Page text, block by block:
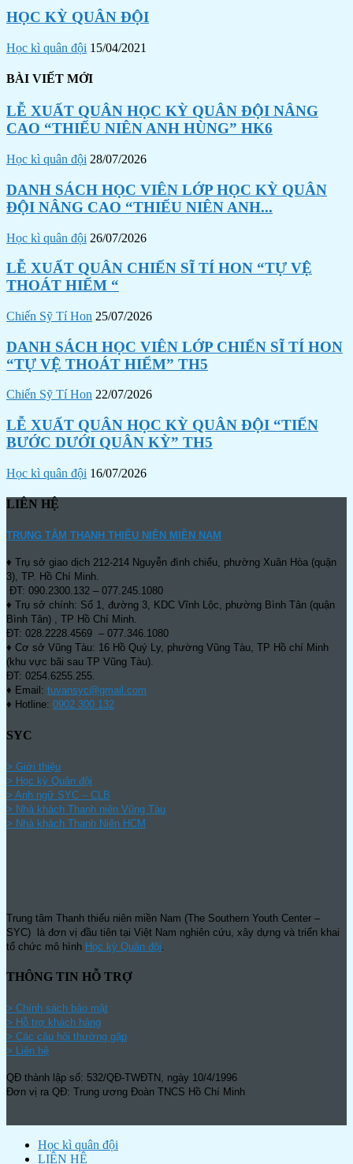
HỌC KỲ QUÂN ĐỘI
Học kì quân đội 15/04/2021
BÀI VIẾT MỚI
LỄ XUẤT QUÂN HỌC KỲ QUÂN ĐỘI NÂNG
CAO “THIẾU NIÊN ANH HÙNG” HK6
Học kì quân đội 28/07/2026
DANH SÁCH HỌC VIÊN LỚP HỌC KỲ QUÂN
ĐỘI NÂNG CAO “THIẾU NIÊN ANH...
Học kì quân đội 26/07/2026
LỄ XUẤT QUÂN CHIẾN SĨ TÍ HON “TỰ VỆ
THOÁT HIỂM “
Chiến Sỹ Tí Hon 25/07/2026
DANH SÁCH HỌC VIÊN LỚP CHIẾN SĨ TÍ HON
“TỰ VỆ THOÁT HIỂM” TH5
Chiến Sỹ Tí Hon 22/07/2026
LỄ XUẤT QUÂN HỌC KỲ QUÂN ĐỘI “TIẾN
BƯỚC DƯỚI QUÂN KỲ” TH5
Học kì quân đội 16/07/2026
LIÊN HỆ
TRUNG TÂM THANH THIẾU NIÊN MIỀN NAM
♦ Trụ sở giao dịch 212-214 Nguyễn đình chiểu, phường Xuân Hòa (quận
3), TP. Hồ Chí Minh.
ĐT: 090.2300.132 – 077.245.1080
♦ Trụ sở chính: Số 1, đường 3, KDC Vĩnh Lộc, phường Bình Tân (quận
Bình Tân) , TP Hồ Chí Minh.
ĐT: 028.2228.4569 – 077.346.1080
♦ Cơ sở Vũng Tàu: 16 Hồ Quý Ly, phường Vũng Tàu, TP Hồ chí Minh
(khu vực bãi sau TP Vũng Tàu).
ĐT: 0254.6255.255.
♦ Email: tuvansyc@gmail.com
♦ Hotline: 0902 300 132
SYC
> Giới thiệu
> Học kỳ Quân đội
> Anh ngữ SYC – CLB
> Nhà khách Thanh niên Vũng Tàu
> Nhà khách Thanh Niên HCM
Trung tâm Thanh thiếu niên miền Nam (The Southern Youth Center –
SYC) là đơn vị đầu tiên tại Việt Nam nghiên cứu, xây dựng và triển khai
tổ chức mô hình Học kỳ Quân đội
THÔNG TIN HỖ TRỢ
> Chính sách bảo mật
> Hỗ trợ khách hàng
> Các câu hỏi thường gặp
> Liên hệ
QĐ thành lập số: 532/QĐ-TWĐTN, ngày 10/4/1996
Đơn vị ra QĐ: Trung ương Đoàn TNCS Hồ Chí Minh
Học kì quân đội
LIÊN HỆ